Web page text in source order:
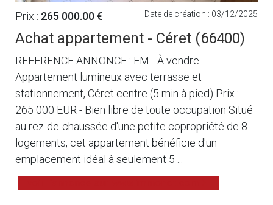
Prix : 265 000.00 € Date de création : 03/12/2025
Achat appartement - Céret (66400)
REFERENCE ANNONCE : EM - À vendre -
Appartement lumineux avec terrasse et
stationnement, Céret centre (5 min à pied) Prix :
265 000 EUR - Bien libre de toute occupation Situé
au rez-de-chaussée d'une petite copropriété de 8
logements, cet appartement bénéficie d'un
emplacement idéal à seulement 5 ...